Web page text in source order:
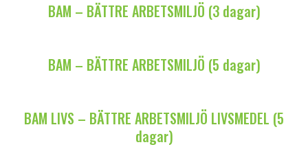
BAM – BÄTTRE ARBETSMILJÖ (3 dagar)
BAM – BÄTTRE ARBETSMILJÖ (5 dagar)
BAM LIVS – BÄTTRE ARBETSMILJÖ LIVSMEDEL (5
dagar)